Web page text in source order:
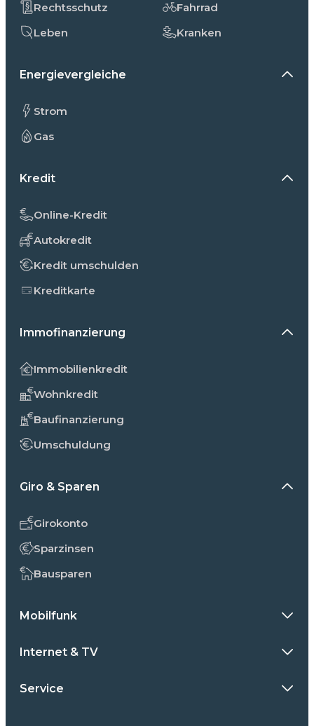
Rechtsschutz
Leben
Fahrrad
Kranken
Energievergleiche
Strom
Gas
Kredit
Online-Kredit
Autokredit
Kredit umschulden
Kreditkarte
Immofinanzierung
Immobilienkredit
Wohnkredit
Baufinanzierung
Umschuldung
Giro & Sparen
Girokonto
Sparzinsen
Bausparen
Mobilfunk
Internet & TV
Service